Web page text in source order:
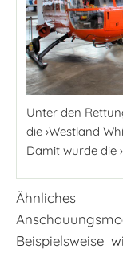
Unter den
die ›Westland
Damit wurde die
Beispielsweise